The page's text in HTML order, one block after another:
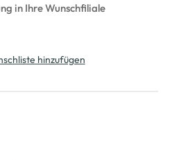
in Ihre Wunschfiliale
hinzufügen